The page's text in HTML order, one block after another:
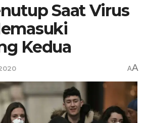
Saat Virus
Kedua
AA